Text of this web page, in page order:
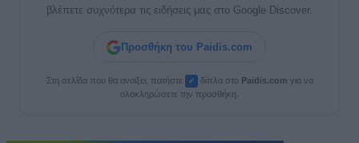
βλέπετε συχνότερα τις ειδήσεις μας στο Google Discover.
Προσθήκη του Paidis.com
Στη σελίδα που θα ανοίξει, πατήστε ✓ δίπλα στο Paidis.com για να
ολοκληρώσετε την προσθήκη.